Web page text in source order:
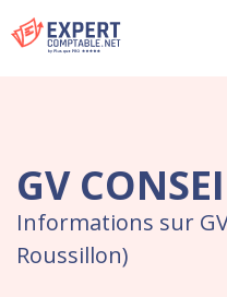
GV
Informations sur
Roussillon)